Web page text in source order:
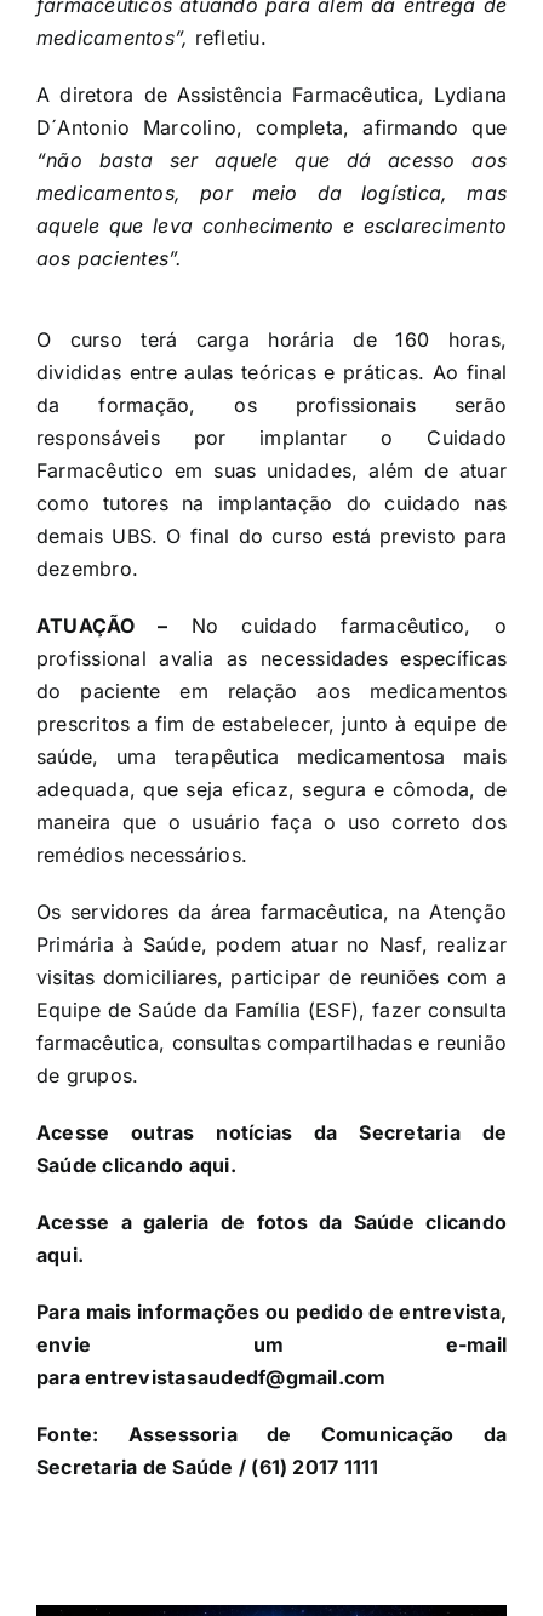
farmacêuticos atuando para além da entrega de
medicamentos”, refletiu.
A diretora de Assistência Farmacêutica, Lydiana
D´Antonio Marcolino, completa, afirmando que
“não basta ser aquele que dá acesso aos
medicamentos, por meio da logística, mas
aquele que leva conhecimento e esclarecimento
aos pacientes”.
O curso terá carga horária de 160 horas,
divididas entre aulas teóricas e práticas. Ao final
da formação, os profissionais serão
responsáveis por implantar o Cuidado
Farmacêutico em suas unidades, além de atuar
como tutores na implantação do cuidado nas
demais UBS. O final do curso está previsto para
dezembro.
ATUAÇÃO – No cuidado farmacêutico, o
profissional avalia as necessidades específicas
do paciente em relação aos medicamentos
prescritos a fim de estabelecer, junto à equipe de
saúde, uma terapêutica medicamentosa mais
adequada, que seja eficaz, segura e cômoda, de
maneira que o usuário faça o uso correto dos
remédios necessários.
Os servidores da área farmacêutica, na Atenção
Primária à Saúde, podem atuar no Nasf, realizar
visitas domiciliares, participar de reuniões com a
Equipe de Saúde da Família (ESF), fazer consulta
farmacêutica, consultas compartilhadas e reunião
de grupos.
Acesse outras notícias da Secretaria de
Saúdeclicando aqui.
Acesse a galeria de fotos da Saúdeclicando
aqui.
Para mais informações ou pedido de entrevista,
envie um e-mail
paraentrevistasaudedf@gmail.com
Fonte: Assessoria de Comunicação da
Secretaria de Saúde / (61) 2017 1111